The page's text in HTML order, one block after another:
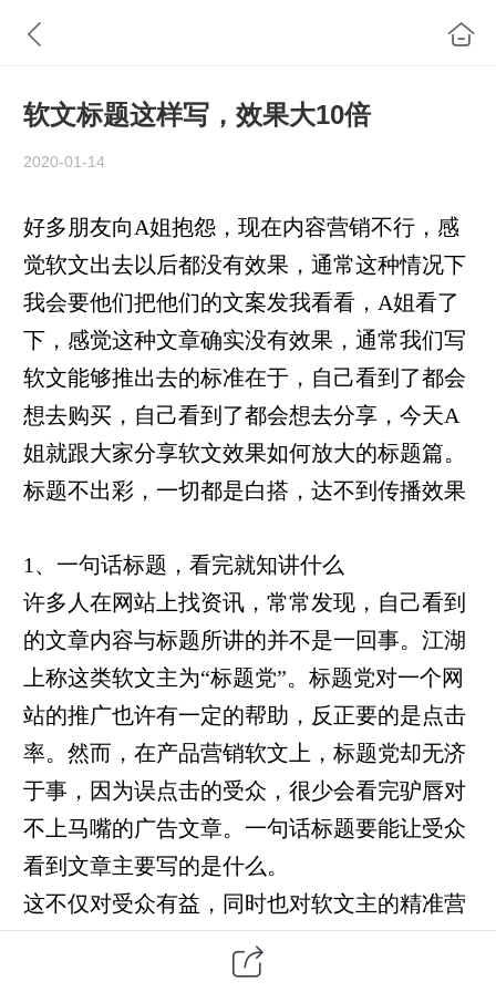
软文标题这样写，效果大10倍
2020-01-14
好多朋友向A姐抱怨，现在内容营销不行，感
觉软文出去以后都没有效果，通常这种情况下
我会要他们把他们的文案发我看看，A姐看了
下，感觉这种文章确实没有效果，通常我们写
软文能够推出去的标准在于，自己看到了都会
想去购买，自己看到了都会想去分享，今天A
姐就跟大家分享软文效果如何放大的标题篇。
标题不出彩，一切都是白搭，达不到传播效果
1、一句话标题，看完就知讲什么
许多人在网站上找资讯，常常发现，自己看到
的文章内容与标题所讲的并不是一回事。江湖
上称这类软文主为“标题党”。标题党对一个网
站的推广也许有一定的帮助，反正要的是点击
率。然而，在产品营销软文上，标题党却无济
于事，因为误点击的受众，很少会看完驴唇对
不上马嘴的广告文章。一句话标题要能让受众
看到文章主要写的是什么。
这不仅对受众有益，同时也对软文主的精准营
销有帮助。一篇文章创作人不能用一句话高度
地概括并拟定标题，这说明创作者对此的认识